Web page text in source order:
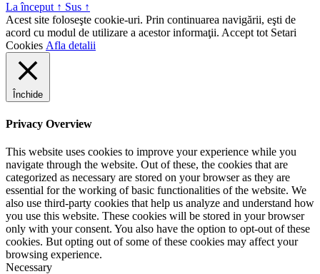
La început ↑ Sus ↑
Acest site foloseşte cookie-uri. Prin continuarea navigării, eşti de
acord cu modul de utilizare a acestor informaţii. Accept tot Setari
Cookies Afla detalii
Închide
Privacy Overview
This website uses cookies to improve your experience while you
navigate through the website. Out of these, the cookies that are
categorized as necessary are stored on your browser as they are
essential for the working of basic functionalities of the website. We
also use third-party cookies that help us analyze and understand how
you use this website. These cookies will be stored in your browser
only with your consent. You also have the option to opt-out of these
cookies. But opting out of some of these cookies may affect your
browsing experience.
Necessary